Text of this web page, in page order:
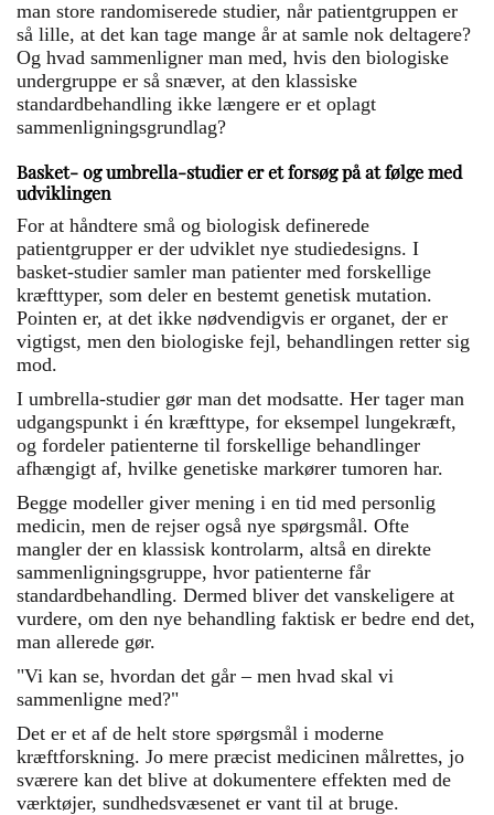
man store randomiserede studier, når patientgruppen er
så lille, at det kan tage mange år at samle nok deltagere?
Og hvad sammenligner man med, hvis den biologiske
undergruppe er så snæver, at den klassiske
standardbehandling ikke længere er et oplagt
sammenligningsgrundlag?
Basket- og umbrella-studier er et forsøg på at følge med
udviklingen
For at håndtere små og biologisk definerede
patientgrupper er der udviklet nye studiedesigns. I
basket-studier samler man patienter med forskellige
kræfttyper, som deler en bestemt genetisk mutation.
Pointen er, at det ikke nødvendigvis er organet, der er
vigtigst, men den biologiske fejl, behandlingen retter sig
mod.
I umbrella-studier gør man det modsatte. Her tager man
udgangspunkt i én kræfttype, for eksempel lungekræft,
og fordeler patienterne til forskellige behandlinger
afhængigt af, hvilke genetiske markører tumoren har.
Begge modeller giver mening i en tid med personlig
medicin, men de rejser også nye spørgsmål. Ofte
mangler der en klassisk kontrolarm, altså en direkte
sammenligningsgruppe, hvor patienterne får
standardbehandling. Dermed bliver det vanskeligere at
vurdere, om den nye behandling faktisk er bedre end det,
man allerede gør.
"Vi kan se, hvordan det går – men hvad skal vi
sammenligne med?"
Det er et af de helt store spørgsmål i moderne
kræftforskning. Jo mere præcist medicinen målrettes, jo
sværere kan det blive at dokumentere effekten med de
værktøjer, sundhedsvæsenet er vant til at bruge.